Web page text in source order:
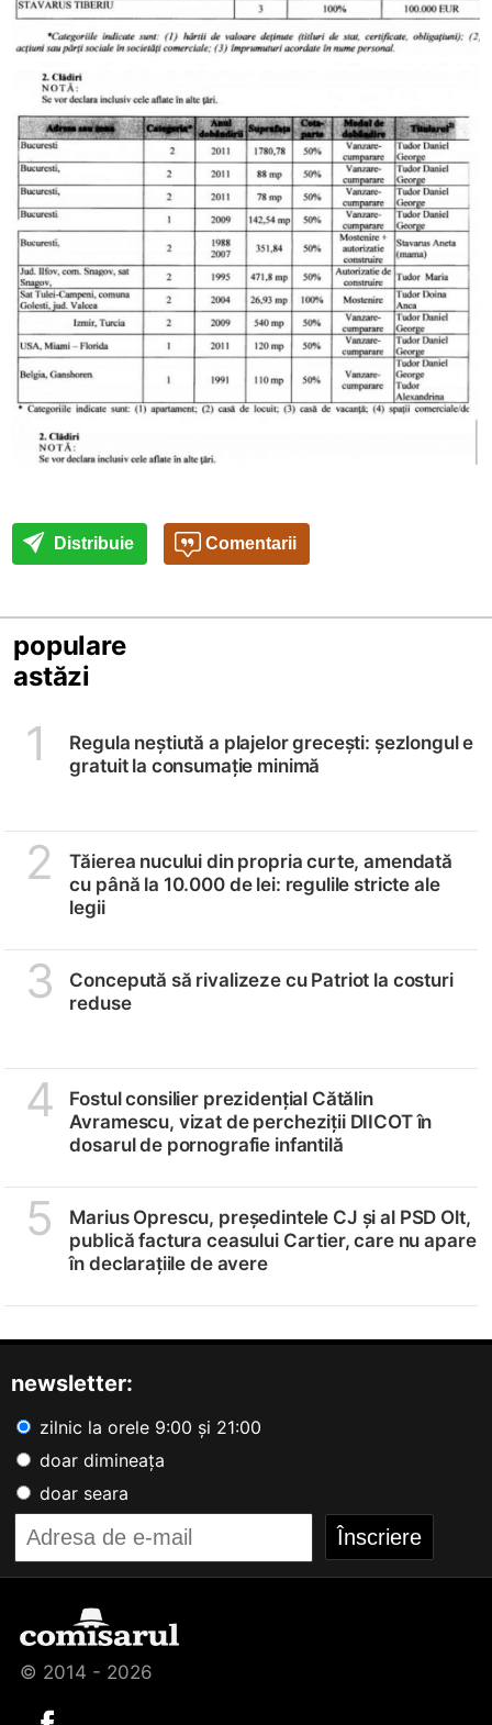
Distribuie Comentarii
populare
astăzi
1
Regula neștiută a plajelor grecești: șezlongul e
gratuit la consumație minimă
2
Tăierea nucului din propria curte, amendată
cu până la 10.000 de lei: regulile stricte ale
legii
3
Concepută să rivalizeze cu Patriot la costuri
reduse
4
Fostul consilier prezidențial Cătălin
Avramescu, vizat de percheziții DIICOT în
dosarul de pornografie infantilă
5
Marius Oprescu, președintele CJ și al PSD Olt,
publică factura ceasului Cartier, care nu apare
în declarațiile de avere
newsletter:
zilnic la orele 9:00 și 21:00
doar dimineața
doar seara
© 2014 - 2026